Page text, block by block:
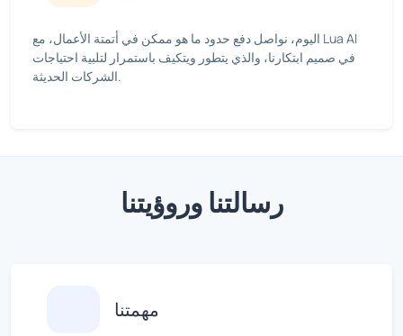
اليوم، نواصل دفع حدود ما هو ممكن في أتمتة الأعمال، مع Lua AI
في صميم ابتكارنا، والذي يتطور ويتكيف باستمرار لتلبية احتياجات
الشركات الحديثة.
رسالتنا وروؤيتنا
مهمتنا